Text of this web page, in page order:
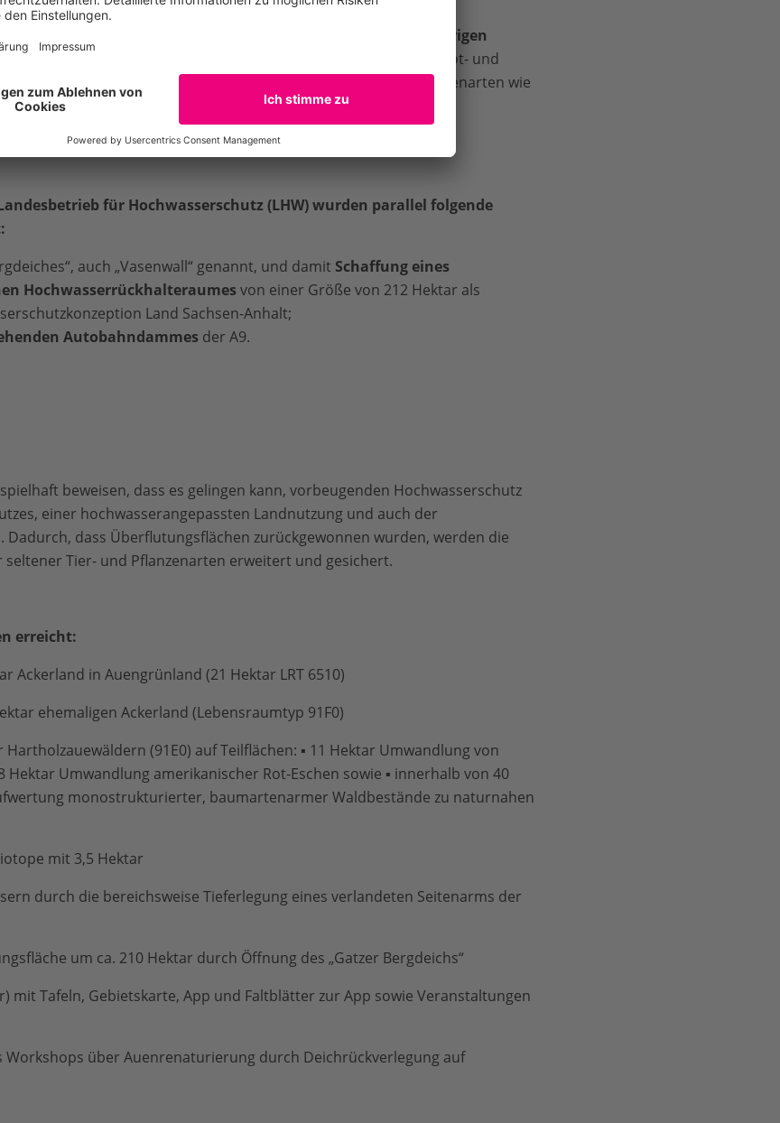
Zum Video
Altarmes zur
Schaffung einer größeren, nahezu ganzjährigen
eine Verbesserung des Lebensraumes für Fisch- und Seeadler, Rot- und
für verschiedene Fischarten, wie Schlammpeitzger oder Amphibienarten wie
wurde ein
Auenlehrpfadangelegt.
für Hochwasserschutz (LHW) wurden parallel folgende
auch „Vasenwall“ genannt, und damit Schaffung eines
Hochwasserrückhalteraumes von einer Größe von 212 Hektar als
Land Sachsen-Anhalt;
Autobahndammes der A9.
beweisen, dass es gelingen kann, vorbeugenden Hochwasserschutz
einer hochwasserangepassten Landnutzung und auch der
Dadurch, dass Überflutungsflächen zurückgewonnen wurden, werden die
seltener Tier- und Pflanzenarten erweitert und gesichert.
erreicht:
Ackerland in Auengrünland (21 Hektar LRT 6510)
ehemaligen Ackerland (Lebensraumtyp 91F0)
Hartholzauewäldern (91E0) auf Teilflächen: ▪ 11 Hektar Umwandlung von
Hektar Umwandlung amerikanischer Rot-Eschen sowie ▪ innerhalb von 40
monostrukturierter, baumartenarmer Waldbestände zu naturnahen
mit 3,5 Hektar
durch die bereichsweise Tieferlegung eines verlandeten Seitenarms der
um ca. 210 Hektar durch Öffnung des „Gatzer Bergdeichs“
mit Tafeln, Gebietskarte, App und Faltblätter zur App sowie Veranstaltungen
Workshops über Auenrenaturierung durch Deichrückverlegung auf